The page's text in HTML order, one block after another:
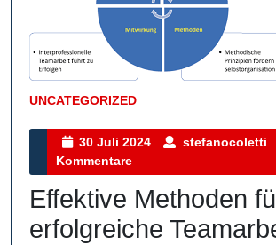
UNCATEGORIZED
Kategorie
30 Juli 2024
30
2024
stefanocoletti
Kommentare
Effektive Methoden
erfolgreiche